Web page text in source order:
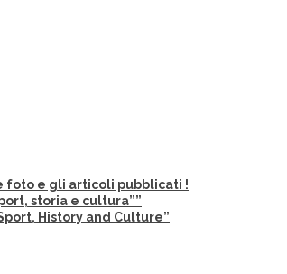
foto e gli articoli pubblicati !
storia e cultura””
History and Culture”